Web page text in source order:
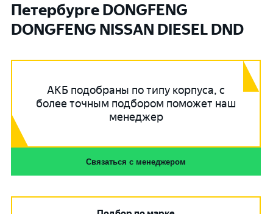
Петербурге DONGFENG
DONGFENG NISSAN DIESEL DND
АКБ подобраны по типу корпуса, с
более точным подбором поможет наш
менеджер
Связаться с менеджером